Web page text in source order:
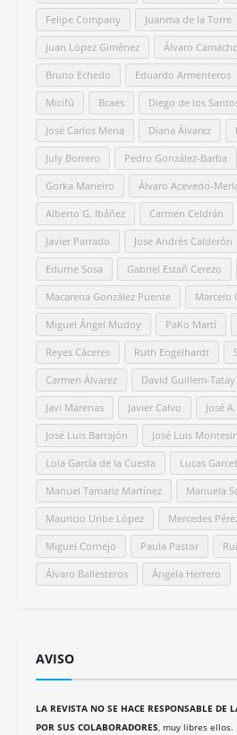
Felipe Company Juanma de la Torre
Juan López Giménez Álvaro Camacho
Bruno Echedo Eduardo Armenteros
Micifú Bcaes Diego de los
José Carlos Mena Diana Álvarez
July Borrero Pedro González-Barba
Gorka Maneiro Álvaro Acevedo-
Alberto G. Ibáñez Carmen Celdrán
Javier Parrado Jose Andrés Calderón
Edurne Sosa Gabriel Estañ Cerezo
Macarena González Puente Marcelo
Miguel Ángel Mudoy PaKo Martí
Reyes Cáceres Ruth Engelhardt
Carmen Álvarez David Guillem-Tatay
Javi Marenas Javier Calvo José
José Luis Barrajón José Luis
Lola García de la Cuesta Lucas
Manuel Tamariz Martínez Manuela
Mauricio Uribe López Mercedes
Miguel Cornejo Paula Pastor
Álvaro Ballesteros Ángela Herrero
AVISO
LA REVISTA NO SE HACE RESPONSABLE DE
POR SUS COLABORADORES, muy libres ellos.